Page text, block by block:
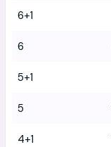
6+1
6
5+1
5
4+1